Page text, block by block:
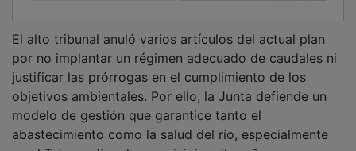
por no implantar un régimen adecuado de caudales ni
justificar las prórrogas en el cumplimiento de los
objetivos ambientales. Por ello, la Junta defiende un
modelo de gestión que garantice tanto el
abastecimiento como la salud del río, especialmente
en el Tajo medio y los municipios ribereños.